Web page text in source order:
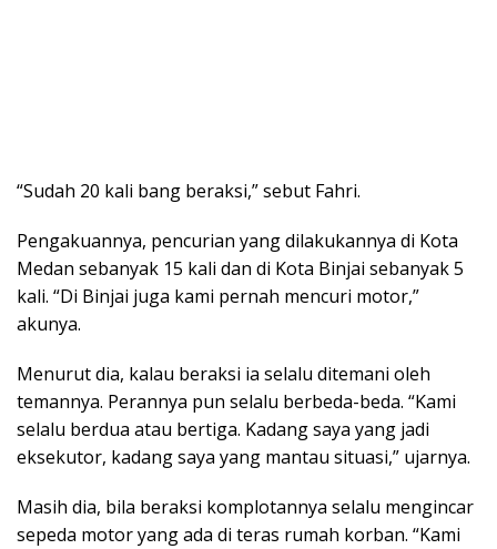
“Sudah 20 kali bang beraksi,” sebut Fahri.
Pengakuannya, pencurian yang dilakukannya di Kota
Medan sebanyak 15 kali dan di Kota Binjai sebanyak 5
kali. “Di Binjai juga kami pernah mencuri motor,”
akunya.
Menurut dia, kalau beraksi ia selalu ditemani oleh
temannya. Perannya pun selalu berbeda-beda. “Kami
selalu berdua atau bertiga. Kadang saya yang jadi
eksekutor, kadang saya yang mantau situasi,” ujarnya.
Masih dia, bila beraksi komplotannya selalu mengincar
sepeda motor yang ada di teras rumah korban. “Kami